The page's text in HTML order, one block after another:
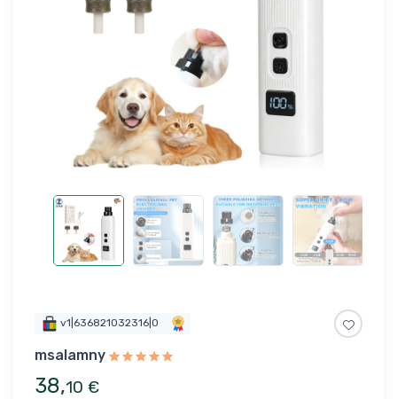
v1|636821032316|0
msalamny
38,10 €